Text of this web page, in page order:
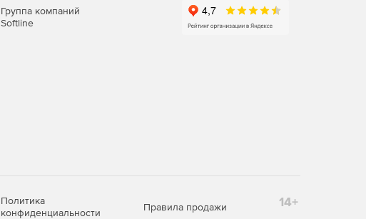
Группа компаний
Softline
Политика
конфиденциальности
Правила продажи 14+